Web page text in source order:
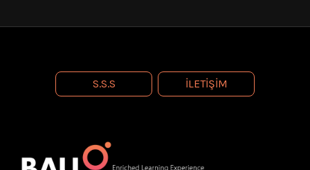
S.S.S İLETIŞIM